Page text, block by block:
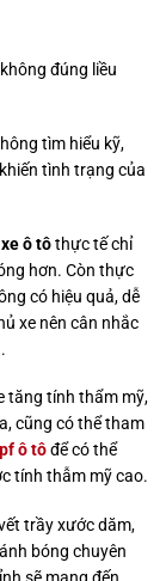
đúng liều
tìm hiểu kỹ,
tình trạng của
ô tôthực tế chỉ
hơn. Còn thực
có hiệu quả, dễ
xe nên cân nhắc
tăng tính thẩm mỹ,
cũng có thể tham
ô tôđể có thể
tính thẫm mỹ cao.
trầy xước dăm,
bóng chuyên
sẽ mang đến